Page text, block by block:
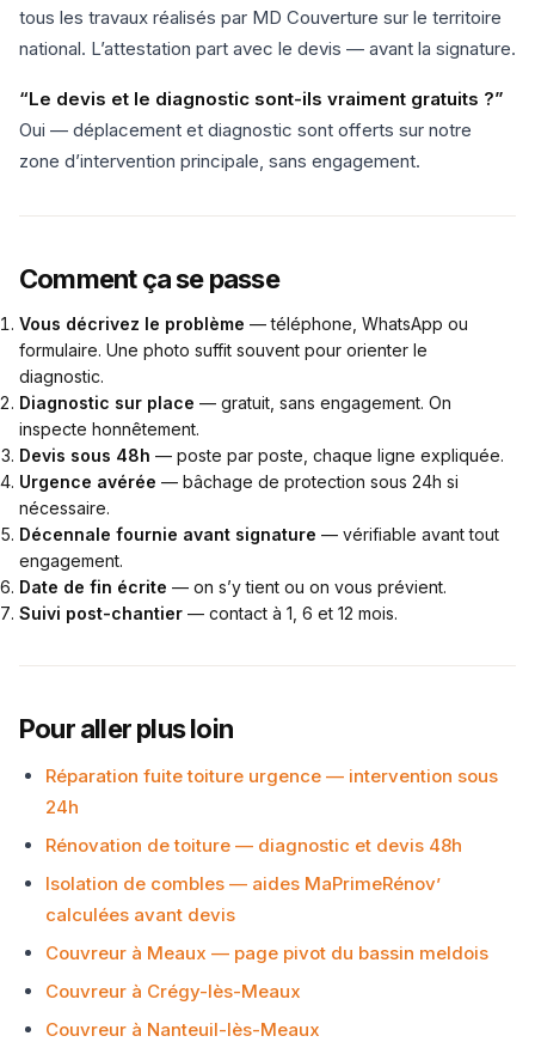
tous les travaux réalisés par MD Couverture sur le territoire
national. L’attestation part avec le devis — avant la signature.
“Le devis et le diagnostic sont-ils vraiment gratuits ?”
Oui — déplacement et diagnostic sont offerts sur notre
zone d’intervention principale, sans engagement.
Comment ça se passe
Vous décrivez le problème — téléphone, WhatsApp ou
formulaire. Une photo suffit souvent pour orienter le
diagnostic.
Diagnostic sur place — gratuit, sans engagement. On
inspecte honnêtement.
Devis sous 48h — poste par poste, chaque ligne expliquée.
Urgence avérée — bâchage de protection sous 24h si
nécessaire.
Décennale fournie avant signature — vérifiable avant tout
engagement.
Date de fin écrite — on s’y tient ou on vous prévient.
Suivi post-chantier — contact à 1, 6 et 12 mois.
Pour aller plus loin
Réparation fuite toiture urgence — intervention sous
24h
Rénovation de toiture — diagnostic et devis 48h
Isolation de combles — aides MaPrimeRénov’
calculées avant devis
Couvreur à Meaux — page pivot du bassin meldois
Couvreur à Crégy-lès-Meaux
Couvreur à Nanteuil-lès-Meaux